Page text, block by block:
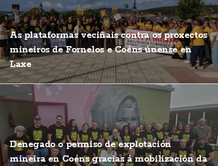
As plataformas veciñais contra os proxectos
mineiros de Fornelos e Coéns únense en
Laxe
Denegado o permiso de explotación
mineira en Coéns gracias á mobilización da